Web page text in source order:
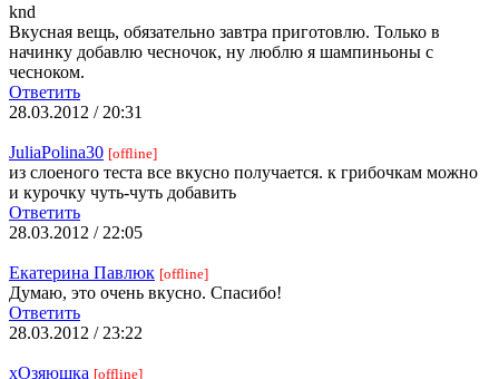
knd
Вкусная вещь, обязательно завтра приготовлю. Только в
начинку добавлю чесночок, ну люблю я шампиньоны с
чесноком.
Ответить
28.03.2012 / 20:31
JuliaPolina30 [offline]
из слоеного теста все вкусно получается. к грибочкам можно
и курочку чуть-чуть добавить
Ответить
28.03.2012 / 22:05
Екатерина Павлюк [offline]
Думаю, это очень вкусно. Спасибо!
Ответить
28.03.2012 / 23:22
хОзяюшка [offline]